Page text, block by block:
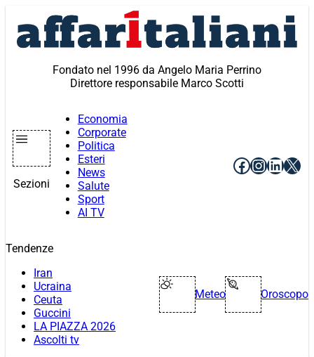
contenuto
Fondato nel 1996 da Angelo Maria Perrino
Direttore responsabile Marco Scotti
Sezioni
Economia
Corporate
Politica
Esteri
News
Salute
Sport
AI TV
Facebook
X
Tendenze
Iran
Ucraina
Ceuta
Guccini
LA PIAZZA 2026
Ascolti tv
Meteo Oroscopo